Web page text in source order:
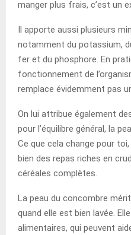
manger plus frais, c’est un
Il apporte aussi plusieurs
notamment du potassium,
fer et du phosphore. En
fonctionnement de
remplace évidemment pas
On lui attribue également
pour l’équilibre général, la
Ce que cela change pour
bien des repas riches en
céréales complètes.
La peau du concombre
quand elle est bien lavée.
alimentaires, qui peuvent